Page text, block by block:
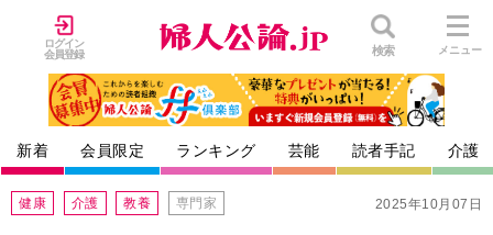
ログイン
会員登録
検索 メニュー
新着 会員限定 ランキング 芸能 読者手記 介護
2025年10月07日
健康 介護 教養 専門家